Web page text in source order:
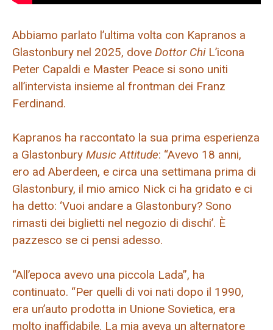
Abbiamo parlato l’ultima volta con Kapranos a
Glastonbury nel 2025, dove Dottor Chi L’icona
Peter Capaldi e Master Peace si sono uniti
all’intervista insieme al frontman dei Franz
Ferdinand.
Kapranos ha raccontato la sua prima esperienza
a Glastonbury Music Attitude: “Avevo 18 anni,
ero ad Aberdeen, e circa una settimana prima di
Glastonbury, il mio amico Nick ci ha gridato e ci
ha detto: ‘Vuoi andare a Glastonbury? Sono
rimasti dei biglietti nel negozio di dischi’. È
pazzesco se ci pensi adesso.
“All’epoca avevo una piccola Lada”, ha
continuato. “Per quelli di voi nati dopo il 1990,
era un’auto prodotta in Unione Sovietica, era
molto inaffidabile. La mia aveva un alternatore